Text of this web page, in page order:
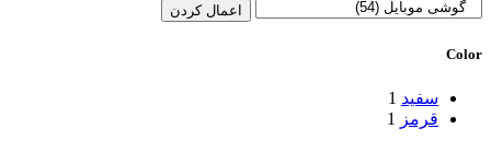
اعمال کردن
Color
سفید 1
قرمز
1